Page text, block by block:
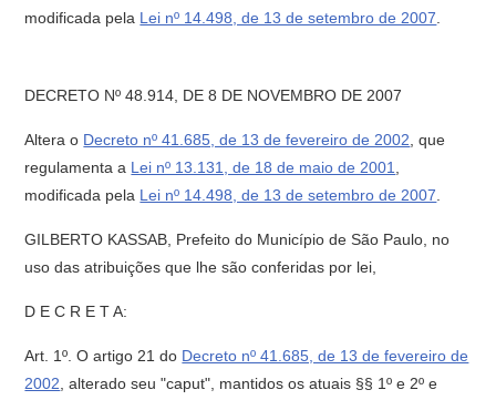
modificada pela Lei nº 14.498, de 13 de setembro de 2007
DECRETO Nº 48.914, DE 8 DE NOVEMBRO DE 2007
Altera o Decreto nº 41.685, de 13 de fevereiro de 2002 , que
regulamenta a Lei nº 13.131, de 18 de maio de 2001
modificada pela Lei nº 14.498, de 13 de setembro de 2007
GILBERTO KASSAB, Prefeito do Município de São Paulo, no
uso das atribuições que lhe são conferidas por lei,
D E C R E T A:
Art. 1º. O artigo 21 do Decreto nº 41.685, de 13 de fevereiro de
2002 , alterado seu "caput", mantidos os atuais §§ 1º e 2º e